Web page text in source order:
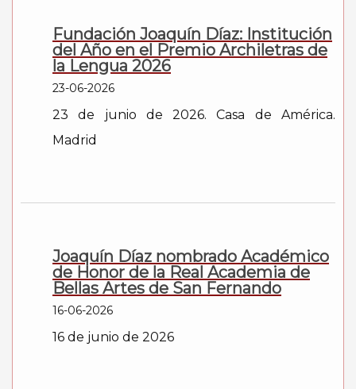
Fundación Joaquín Díaz: Institución
del Año en el Premio Archiletras de
la Lengua 2026
23-06-2026
23 de junio de 2026. Casa de América.
Madrid
Joaquín Díaz nombrado Académico
de Honor de la Real Academia de
Bellas Artes de San Fernando
16-06-2026
16 de junio de 2026